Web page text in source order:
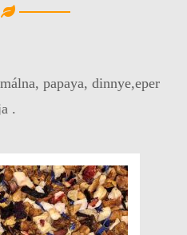
papaya, dinnye,eper
.